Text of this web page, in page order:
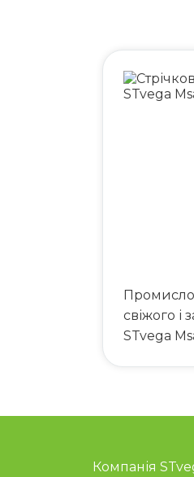
свіжого і
STvega
Компанія